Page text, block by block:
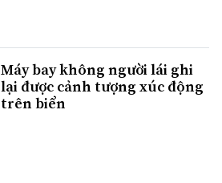
Máy bay không người lái ghi
lại được cảnh tượng xúc động
trên biển